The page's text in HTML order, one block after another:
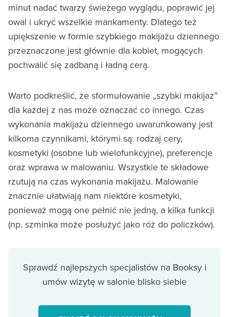
minut nadać twarzy świeżego wyglądu, poprawić jej
owal i ukryć wszelkie mankamenty. Dlatego też
upiększenie w formie szybkiego makijażu dziennego
przeznaczone jest głównie dla kobiet, mogących
pochwalić się zadbaną i ładną cerą.
Warto podkreślić, że sformułowanie „szybki makijaż”
dla każdej z nas może oznaczać co innego. Czas
wykonania makijażu dziennego uwarunkowany jest
kilkoma czynnikami, którymi są: rodzaj cery,
kosmetyki (osobne lub wielofunkcyjne), preferencje
oraz wprawa w malowaniu. Wszystkie te składowe
rzutują na czas wykonania makijażu. Malowanie
znacznie ułatwiają nam niektóre kosmetyki,
ponieważ mogą one pełnić nie jedną, a kilka funkcji
(np. szminka może posłużyć jako róż do policzków).
Sprawdź najlepszych specjalistów na Booksy i
umów wizytę w salonie blisko siebie